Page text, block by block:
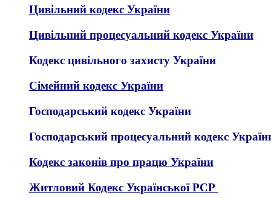
Цивільний кодекс України
Цивільний процесуальний кодекс України
Кодекс цивільного захисту України
Сімейний кодекс України
Господарський кодекс України
Господарський процесуальний кодекс
Кодекс законів про працю України
Житловий Кодекс Української РСР